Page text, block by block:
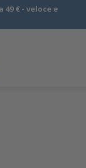
€ - veloce e